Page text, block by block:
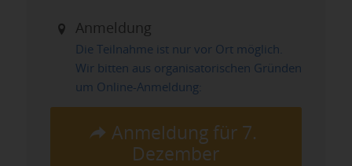
Anmeldung
Die Teilnahme ist nur vor Ort möglich.
Wir bitten aus organisatorischen Gründen
um Online-Anmeldung:
Anmeldung für 7.
Dezember